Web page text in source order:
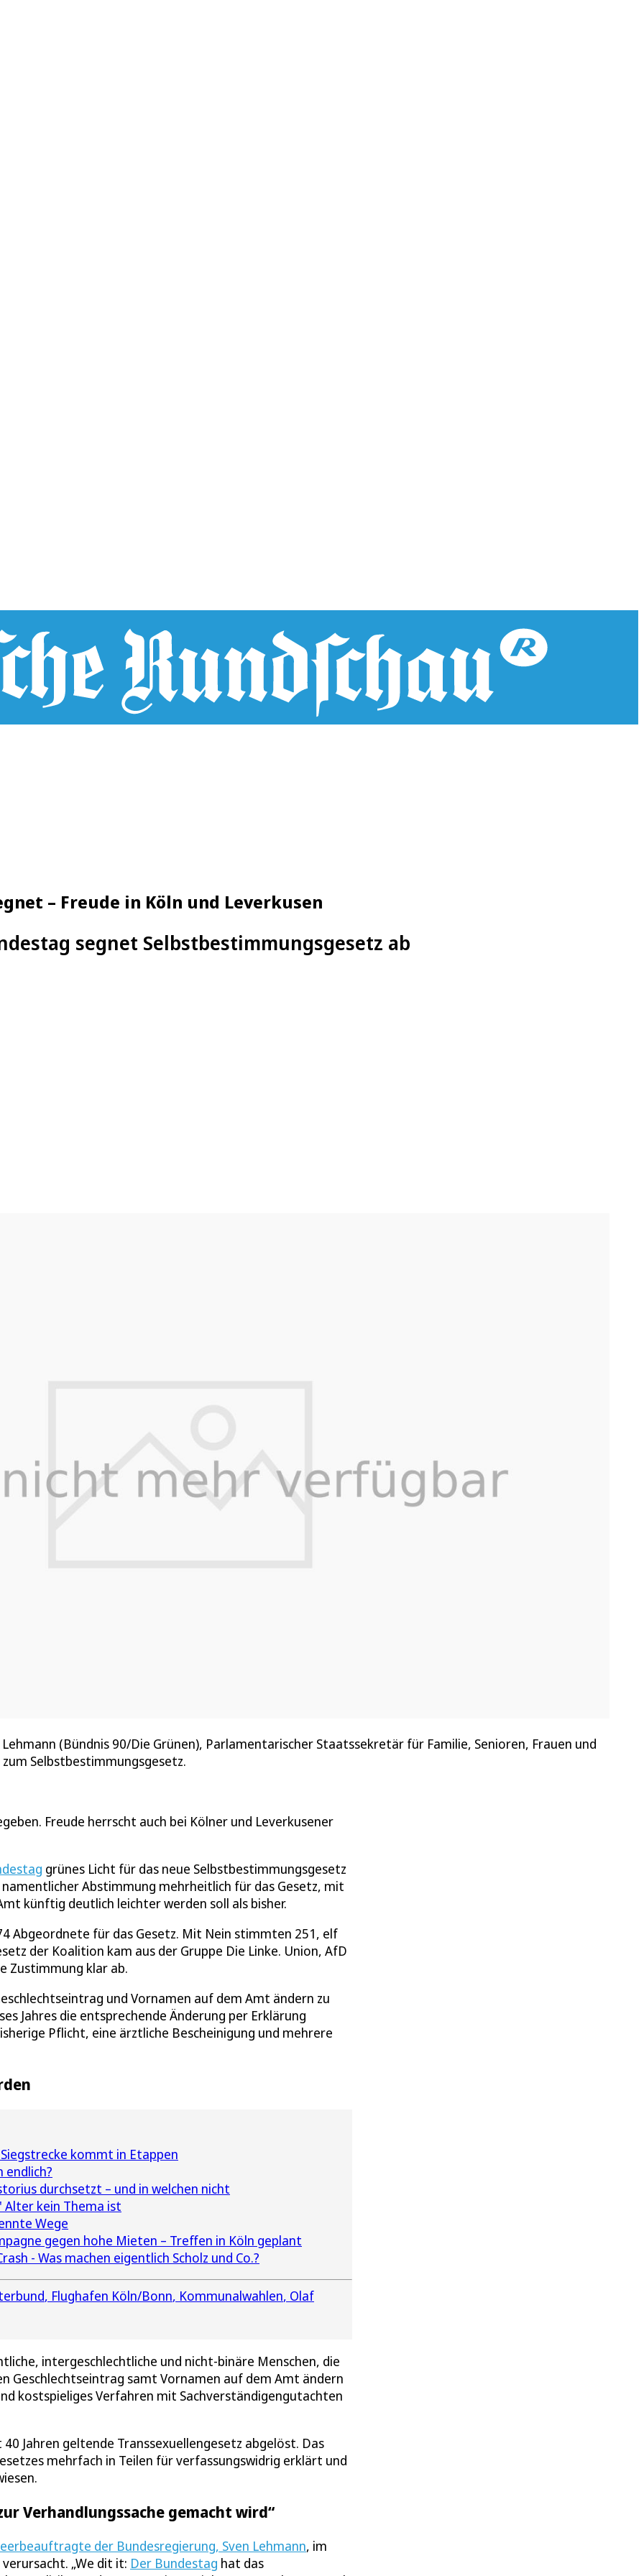
– Freude in Köln und Leverkusen
segnet Selbstbestimmungsgesetz ab
(Bündnis 90/Die Grünen), Parlamentarischer Staatssekretär für Familie, Senioren, Frauen und
Selbstbestimmungsgesetz.
Freude herrscht auch bei Kölner und Leverkusener
grünes Licht für das neue Selbstbestimmungsgesetz
Abstimmung mehrheitlich für das Gesetz, mit
künftig deutlich leichter werden soll als bisher.
Abgeordnete für das Gesetz. Mit Nein stimmten 251, elf
der Koalition kam aus der Gruppe Die Linke. Union, AfD
Zustimmung klar ab.
und Vornamen auf dem Amt ändern zu
Jahres die entsprechende Änderung per Erklärung
Pflicht, eine ärztliche Bescheinigung und mehrere
kommt in Etappen
endlich?
durchsetzt – und in welchen nicht
Alter kein Thema ist
Wege
gegen hohe Mieten – Treffen in Köln geplant
- Was machen eigentlich Scholz und Co.?
Flughafen Köln/Bonn Kommunalwahlen Olaf
intergeschlechtliche und nicht-binäre Menschen, die
Geschlechtseintrag samt Vornamen auf dem Amt ändern
kostspieliges Verfahren mit Sachverständigengutachten
Jahren geltende Transsexuellengesetz abgelöst. Das
mehrfach in Teilen für verfassungswidrig erklärt und
Verhandlungssache gemacht wird“
der Bundesregierung, Sven Lehmann, im
„We dit it: Der Bundestag hat das